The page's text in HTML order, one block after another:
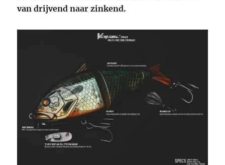
van drijvend naar zinkend.